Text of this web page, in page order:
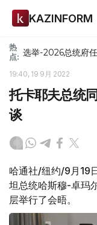
KAZINFORM
热
点: 选举-2026总统府
19:40, 19 9月 2022
托卡耶夫总统
谈
哈通社/纽约/9月19
坦总统哈斯穆-卓玛
层举行了会晤。